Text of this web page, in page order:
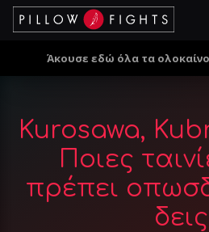
Άκουσε εδώ όλα τα
Kurosawa,
Ποιες
πρέπει
δεις